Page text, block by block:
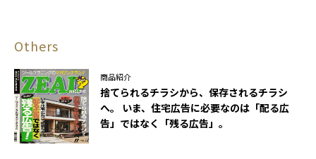
Others
商品紹介
捨てられるチラシから、保存されるチラシ
へ。 いま、住宅広告に必要なのは「配る広
告」ではなく「残る広告」。